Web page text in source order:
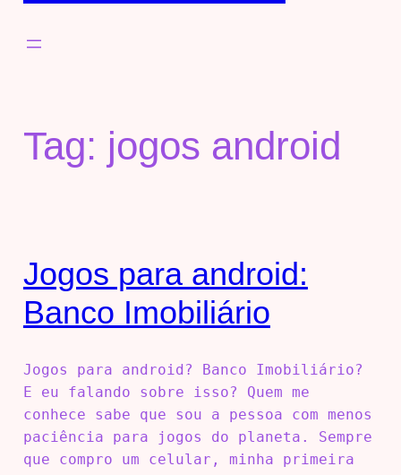
Tag: jogos android
Jogos para android:
Banco Imobiliário
Jogos para android? Banco Imobiliário?
E eu falando sobre isso? Quem me
conhece sabe que sou a pessoa com menos
paciência para jogos do planeta. Sempre
que compro um celular, minha primeira